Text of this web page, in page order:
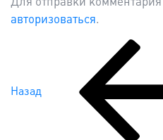
авторизоваться.
Навигация
по
Назад